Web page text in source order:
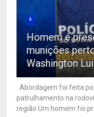
4
Homem é
munições
Washington
Abordagem foi feita
patrulhamento na
região Um homem foi